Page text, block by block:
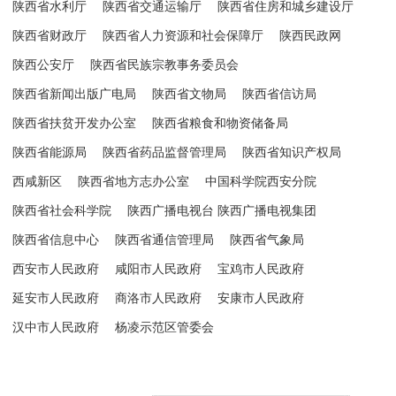
陕西省水利厅 陕西省交通运输厅 陕西省住房和城乡建设厅
陕西省财政厅 陕西省人力资源和社会保障厅 陕西民政网
陕西公安厅 陕西省民族宗教事务委员会
陕西省新闻出版广电局 陕西省文物局 陕西省信访局
陕西省扶贫开发办公室 陕西省粮食和物资储备局
陕西省能源局 陕西省药品监督管理局 陕西省知识产权局
西咸新区 陕西省地方志办公室 中国科学院西安分院
陕西省社会科学院 陕西广播电视台 陕西广播电视集团
陕西省信息中心 陕西省通信管理局 陕西省气象局
西安市人民政府 咸阳市人民政府 宝鸡市人民政府
延安市人民政府 商洛市人民政府 安康市人民政府
汉中市人民政府 杨凌示范区管委会